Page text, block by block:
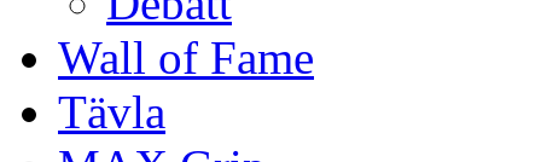
Wall of Fame
Tävla